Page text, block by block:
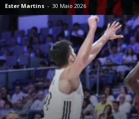
Ester Martins - 30 Maio 2026